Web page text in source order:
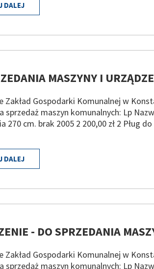
DALEJ
MASZYNY I
Zakład Gospodarki Komunalnej w
sprzedaż maszyn komunalnych: Lp
270 cm. brak 2005 2 200,00 zł 2 Pług
DALEJ
- DO SPRZEDANIA
Zakład Gospodarki Komunalnej w
sprzedaż maszyn komunalnych: Lp